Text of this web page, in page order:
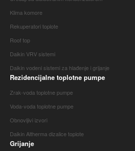
Klima komore
Rekuperatori toplote
Roof top
Daikin VRV sistemi
Daikin vodeni sistemi za hlađenje i grijanje
Rezidencijalne toplotne pumpe
Zrak-voda toplotne pumpe
Voda-voda toplotne pumpe
Obnovljivi izvori
Daikin Altherma dizalice toplote
Grijanje